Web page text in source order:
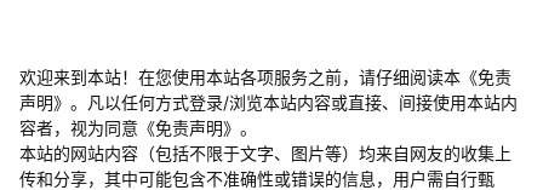
欢迎来到本站！在您使用本站各项服务之前，请仔细阅读本《免责
声明》。凡以任何方式登录/浏览本站内容或直接、间接使用本站内
容者，视为同意《免责声明》。
本站的网站内容（包括不限于文字、图片等）均来自网友的收集上
传和分享，其中可能包含不准确性或错误的信息，用户需自行甄